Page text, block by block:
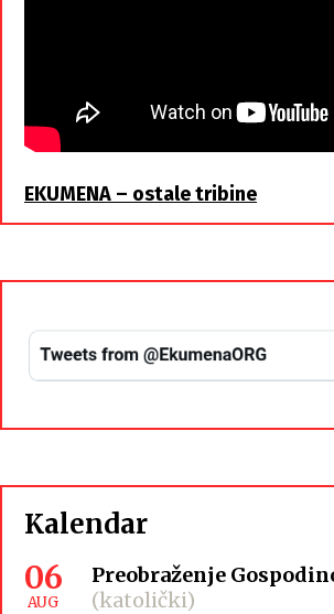
EKUMENA – ostale tribine
Kalendar
06
AUG
Preobraženje
(katolički)